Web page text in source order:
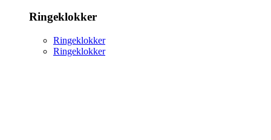
Ringeklokker
Ringeklokker
Ringeklokker